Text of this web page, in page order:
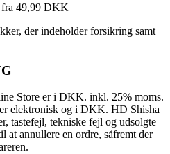
fra 49,99 DKK
der indeholder forsikring samt
Store er i DKK. inkl. 25% moms.
elektronisk og i DKK. HD Shisha
tastefejl, tekniske fejl og udsolgte
at annullere en ordre, såfremt der